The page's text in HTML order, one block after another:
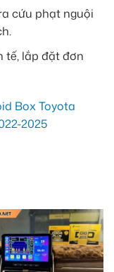
cứu phạt nguội
tế, lắp đặt đơn